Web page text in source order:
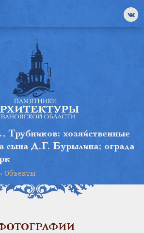
Трубников: хозяйственные
сына Д.Г. Бурылина; ограда
Объекты